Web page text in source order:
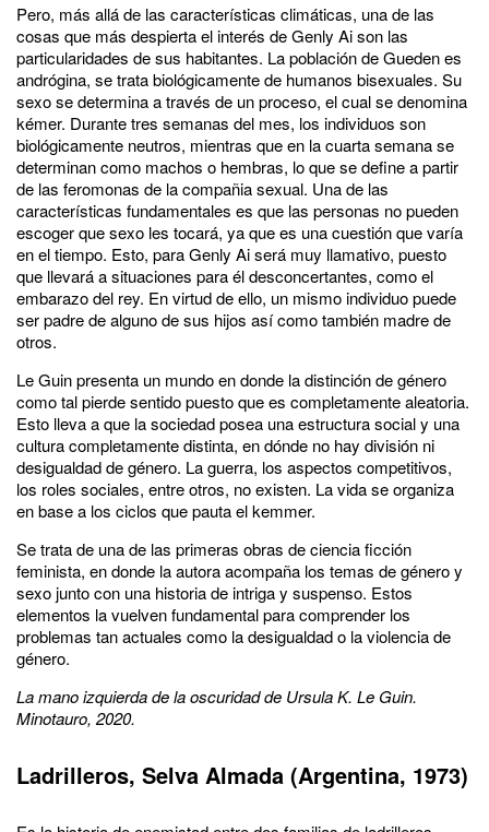
Pero, más allá de las características climáticas, una de las
cosas que más despierta el interés de Genly Ai son las
particularidades de sus habitantes. La población de Gueden es
andrógina, se trata biológicamente de humanos bisexuales. Su
sexo se determina a través de un proceso, el cual se denomina
kémer. Durante tres semanas del mes, los individuos son
biológicamente neutros, mientras que en la cuarta semana se
determinan como machos o hembras, lo que se define a partir
de las feromonas de la compañia sexual. Una de las
características fundamentales es que las personas no pueden
escoger que sexo les tocará, ya que es una cuestión que varía
en el tiempo. Esto, para Genly Ai será muy llamativo, puesto
que llevará a situaciones para él desconcertantes, como el
embarazo del rey. En virtud de ello, un mismo individuo puede
ser padre de alguno de sus hijos así como también madre de
otros.
Le Guin presenta un mundo en donde la distinción de género
como tal pierde sentido puesto que es completamente aleatoria.
Esto lleva a que la sociedad posea una estructura social y una
cultura completamente distinta, en dónde no hay división ni
desigualdad de género. La guerra, los aspectos competitivos,
los roles sociales, entre otros, no existen. La vida se organiza
en base a los ciclos que pauta el kemmer.
Se trata de una de las primeras obras de ciencia ficción
feminista, en donde la autora acompaña los temas de género y
sexo junto con una historia de intriga y suspenso. Estos
elementos la vuelven fundamental para comprender los
problemas tan actuales como la desigualdad o la violencia de
género.
La mano izquierda de la oscuridad de Ursula K. Le Guin.
Minotauro, 2020.
Ladrilleros, Selva Almada (Argentina, 1973)